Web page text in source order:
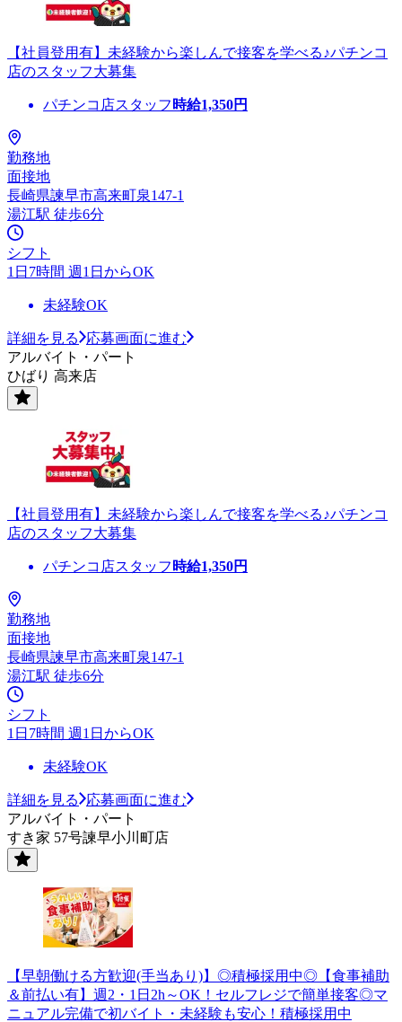
【社員登用有】未経験から楽しんで接客を学べる♪パチンコ
店のスタッフ大募集
パチンコ店スタッフ 時給1,350円
勤務地
面接地
長崎県諫早市高来町泉147-1
湯江駅 徒歩6分
シフト
1日7時間 週1日からOK
未経験OK
詳細を見る
応募画面に進む
アルバイト・パート
ひばり 高来店
【社員登用有】未経験から楽しんで接客を学べる♪パチンコ
店のスタッフ大募集
パチンコ店スタッフ 時給1,350円
勤務地
面接地
長崎県諫早市高来町泉147-1
湯江駅 徒歩6分
シフト
1日7時間 週1日からOK
未経験OK
詳細を見る
応募画面に進む
アルバイト・パート
すき家 57号諫早小川町店
【早朝働ける方歓迎(手当あり)】◎積極採用中◎【食事補助
＆前払い有】週2・1日2h～OK！セルフレジで簡単接客◎マ
ニュアル完備で初バイト・未経験も安心！積極採用中